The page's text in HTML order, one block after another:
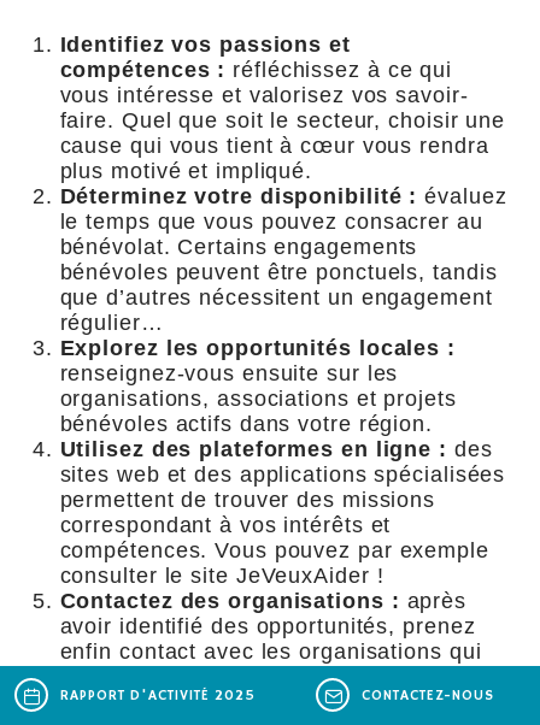
Identifiez vos passions et
compétences : réfléchissez à ce qui
vous intéresse et valorisez vos savoir-
faire. Quel que soit le secteur, choisir une
cause qui vous tient à cœur vous rendra
plus motivé et impliqué.
Déterminez votre disponibilité : évaluez
le temps que vous pouvez consacrer au
bénévolat. Certains engagements
bénévoles peuvent être ponctuels, tandis
que d’autres nécessitent un engagement
régulier…
Explorez les opportunités locales :
renseignez-vous ensuite sur les
organisations, associations et projets
bénévoles actifs dans votre région.
Utilisez des plateformes en ligne : des
sites web et des applications spécialisées
permettent de trouver des missions
correspondant à vos intérêts et
compétences. Vous pouvez par exemple
consulter le site JeVeuxAider !
Contactez des organisations : après
avoir identifié des opportunités, prenez
enfin contact avec les organisations qui
les proposent. Demandez des
informations supplémentaires sur les
RAPPORT D'ACTIVITÉ 2025 CONTACTEZ-NOUS